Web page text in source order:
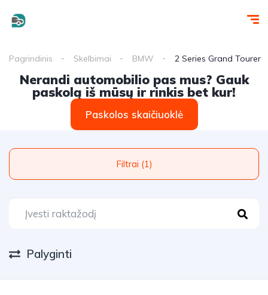
Pagrindinis Skelbimai BMW 2 Series Grand Tourer
Nerandi automobilio pas mus? Gauk
paskolą iš mūsų ir rinkis bet kur!
Paskolos skaičiuoklė
Filtrai (1)
Palyginti